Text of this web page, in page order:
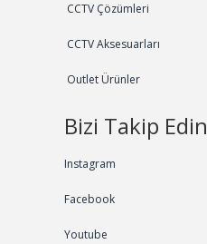
CCTV Çözümleri
CCTV Aksesuarları
Outlet Ürünler
Bizi Takip Edin
Instagram
Facebook
Youtube